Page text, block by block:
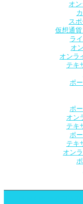
オ
ス
仮想通
ラ
オ
オンラ
テキ
ポ
ポ
オン
テキ
ポ
テキ
オン